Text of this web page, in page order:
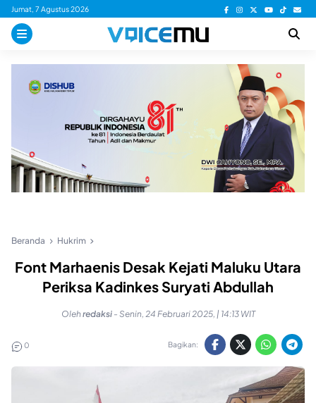
Skip
content
Jumat, 7 Agustus 2026
Beranda Hukrim
Font Marhaenis Desak Kejati Maluku Utara
Periksa Kadinkes Suryati Abdullah
Olehredaksi - Senin, 24 Februari 2025, | 14:13 WIT
0 Bagikan: